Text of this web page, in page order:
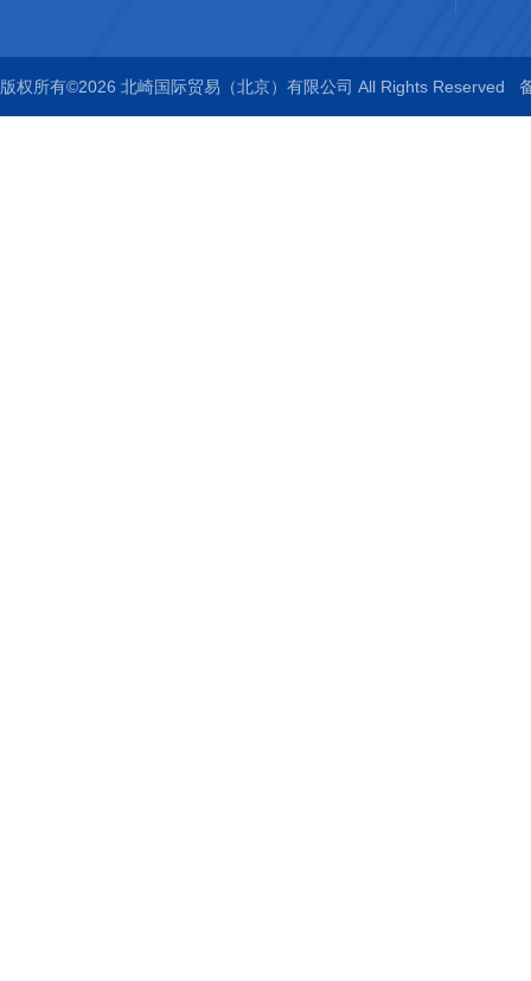
版权所有©2026 北崎国际贸易（北京）有限公司 All Rights Reserved